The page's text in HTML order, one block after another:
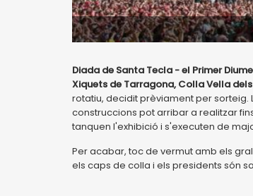
Diada de Santa Tecla - el Primer
Xiquets de Tarragona, Colla Vella
rotatiu, decidit prèviament per sorteig.
construccions pot arribar a realitzar
tanquen l'exhibició i s'executen de
Per acabar, toc de vermut amb els
els caps de colla i els presidents són